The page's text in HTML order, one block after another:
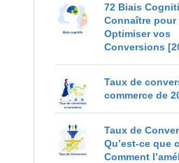
72 Biais
Connaître pour
Optimiser vos
Conversions
Taux de
commerce de
Taux de
Qu’est-ce que
Comment